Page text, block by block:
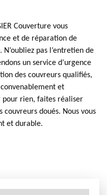
Couverture vous
et de réparation de
pas l’entretien de
un service d’urgence
des couvreurs qualifiés,
et
pour rien, faites réaliser
doués. Nous vous
et durable.